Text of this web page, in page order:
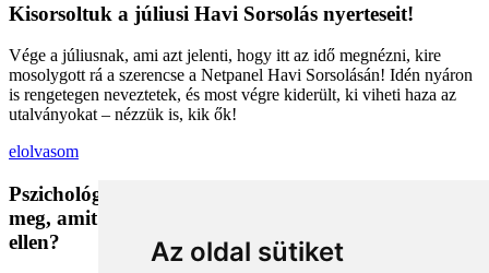
Az oldal sütiket
Kisorsoltuk a júliusi Havi Sorsolás nyerteseit!
Vége a júliusnak, ami azt jelenti, hogy itt az idő megnézni, kire
mosolygott rá a szerencse a Netpanel Havi Sorsolásán! Idén nyáron
is rengetegen neveztetek, és most végre kiderült, ki viheti haza az
utalványokat – nézzük is, kik ők!
elolvasom
Pszichológiai trükkök a kosárban: Miért vesszük
meg, amit megveszünk, és mit tehetünk a bűntudat
ellen?